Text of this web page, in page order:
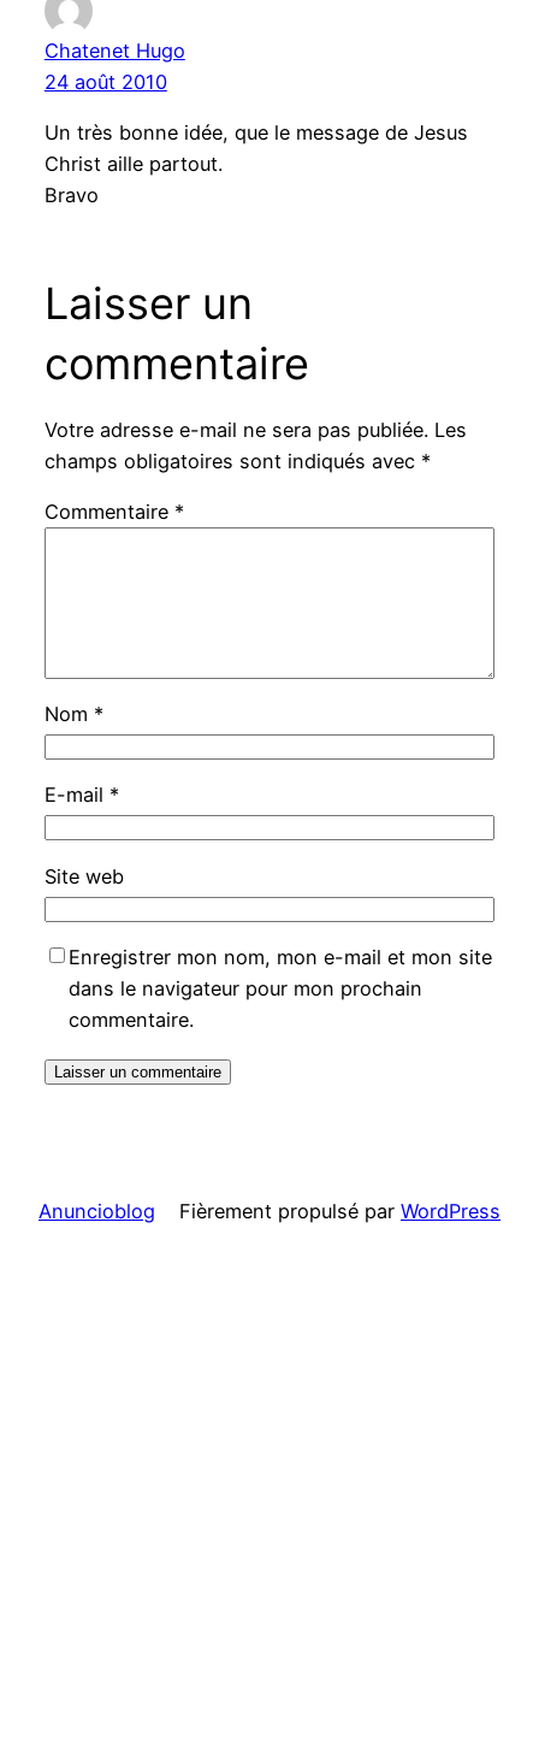
Chatenet Hugo
24 août 2010
Un très bonne idée, que le message de Jesus
Christ aille partout.
Bravo
Laisser un
commentaire
Votre adresse e-mail ne sera pas publiée. Les
champs obligatoires sont indiqués avec *
Commentaire *
Nom *
E-mail *
Site web
Enregistrer mon nom, mon e-mail et mon site
dans le navigateur pour mon prochain
commentaire.
Anuncioblog Fièrement propulsé par WordPress